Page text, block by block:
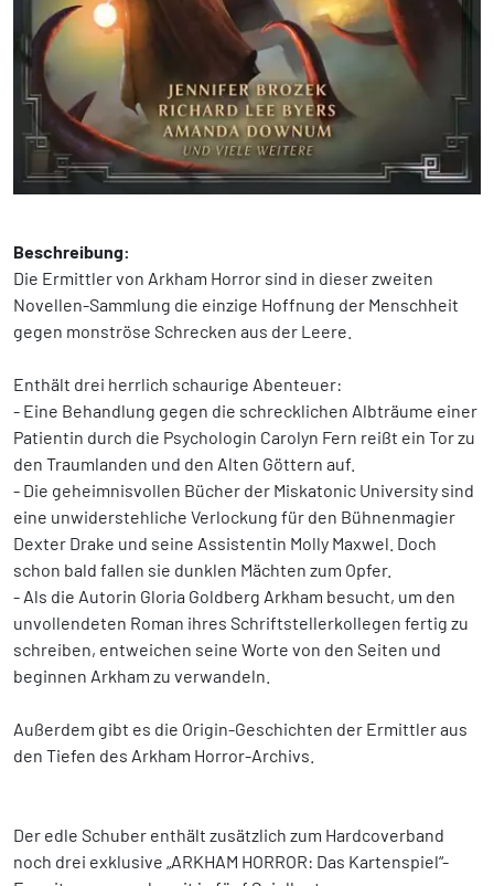
Beschreibung:
Die Ermittler von Arkham Horror sind in dieser zweiten
Novellen-Sammlung die einzige Hoffnung der Menschheit
gegen monströse Schrecken aus der Leere.
Enthält drei herrlich schaurige Abenteuer:
- Eine Behandlung gegen die schrecklichen Albträume einer
Patientin durch die Psychologin Carolyn Fern reißt ein Tor zu
den Traumlanden und den Alten Göttern auf.
- Die geheimnisvollen Bücher der Miskatonic University sind
eine unwiderstehliche Verlockung für den Bühnenmagier
Dexter Drake und seine Assistentin Molly Maxwel. Doch
schon bald fallen sie dunklen Mächten zum Opfer.
- Als die Autorin Gloria Goldberg Arkham besucht, um den
unvollendeten Roman ihres Schriftstellerkollegen fertig zu
schreiben, entweichen seine Worte von den Seiten und
beginnen Arkham zu verwandeln.
Außerdem gibt es die Origin-Geschichten der Ermittler aus
den Tiefen des Arkham Horror-Archivs.
Der edle Schuber enthält zusätzlich zum Hardcoverband
noch drei exklusive „ARKHAM HORROR: Das Kartenspiel“-